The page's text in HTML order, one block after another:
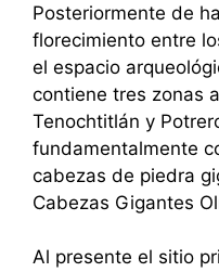
Posteriormente de
florecimiento entre
el espacio
contiene tres zonas
Tenochtitlán y
fundamentalmente
cabezas de piedra
Cabezas Gigantes
Al presente el sitio